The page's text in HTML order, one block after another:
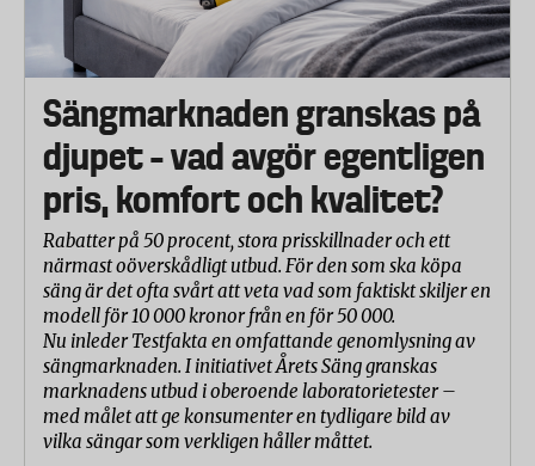
Sängmarknaden granskas på
djupet – vad avgör egentligen
pris, komfort och kvalitet?
Rabatter på 50 procent, stora prisskillnader och ett
närmast oöverskådligt utbud. För den som ska köpa
säng är det ofta svårt att veta vad som faktiskt skiljer en
modell för 10 000 kronor från en för 50 000.
Nu inleder Testfakta en omfattande genomlysning av
sängmarknaden. I initiativet Årets Säng granskas
marknadens utbud i oberoende laboratorietester –
med målet att ge konsumenter en tydligare bild av
vilka sängar som verkligen håller måttet.